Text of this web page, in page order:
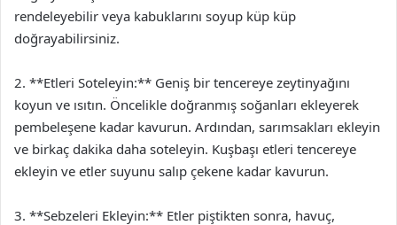
rendeleyebilir veya kabuklarını soyup küp küp
doğrayabilirsiniz.
2. **Etleri Soteleyin:** Geniş bir tencereye zeytinyağını
koyun ve ısıtın. Öncelikle doğranmış soğanları ekleyerek
pembeleşene kadar kavurun. Ardından, sarımsakları ekleyin
ve birkaç dakika daha soteleyin. Kuşbaşı etleri tencereye
ekleyin ve etler suyunu salıp çekene kadar kavurun.
3. **Sebzeleri Ekleyin:** Etler piştikten sonra, havuç,